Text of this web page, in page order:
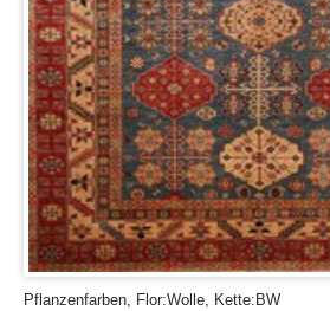
Pflanzenfarben, Flor:Wolle, Kette:BW